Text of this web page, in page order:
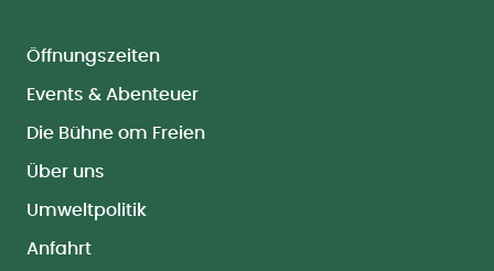
Öffnungszeiten
Events & Abenteuer
Die Bühne om Freien
Über uns
Umweltpolitik
Anfahrt